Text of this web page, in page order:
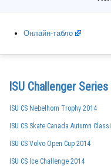
RUS
GEO
Онлайн-табло
ISU Challenger
ISU CS Nebelhorn Trophy 2014
ISU CS Skate Canada Autumn
ISU CS Volvo Open Cup 2014
ISU CS Ice Challenge 2014